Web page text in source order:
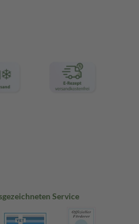
Service